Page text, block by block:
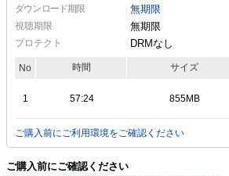
ダウンロード期限 無期限
視聴期限 無期限
プロテクト DRMなし
No 時間 サイズ
1 57:24 855MB
ご購入前にご利用環境をご確認ください
ご購入前にご確認ください